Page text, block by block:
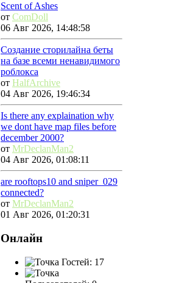
Scent of Ashes
от ComDoll
06 Авг 2026, 14:48:58
Создание сторилайна беты
на базе всеми ненавидимого
роблокса
от HalfArchive
04 Авг 2026, 19:46:34
Is there any explaination why
we dont have map files before
december 2000?
от MrDeclanMan2
04 Авг 2026, 01:08:11
are rooftops10 and sniper_029
connected?
от MrDeclanMan2
01 Авг 2026, 01:20:31
Онлайн
Гостей: 17